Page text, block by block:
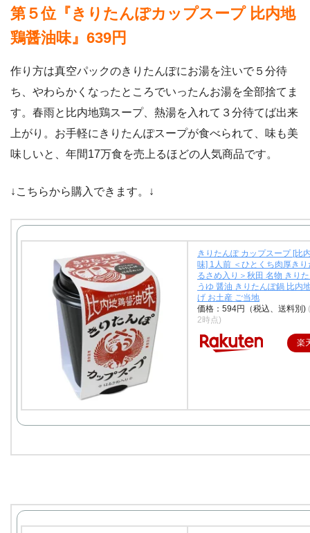
第５位『きりたんぽカップスープ 比内地
鶏醤油味』639円
作り方は真空パックのきりたんぽにお湯を注いで５分待
ち、やわらかくなったところでいったんお湯を全部捨てま
す。春雨と比内地鶏スープ、熱湯を入れて３分待てば出来
上がり。お手軽にきりたんぽスープが食べられて、味も美
味しいと、年間17万食を売上るほどの人気商品です。
↓こちらから購入できます。↓
きりたんぽ カップスープ [比
味] 1人前 ＜ひとくち肉厚き
るさめ入り＞秋田 名物 きり
うゆ 醤油 きりたんぽ鍋 比内
げ お土産 ご当地
価格：594円（税込、送料別)
2時点)
楽